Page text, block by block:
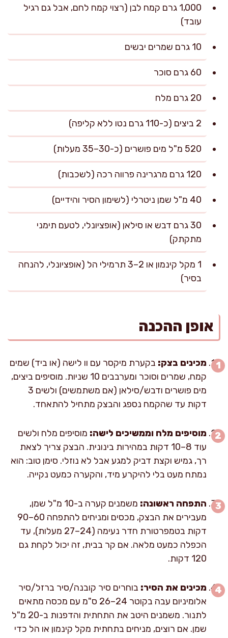
1,000 גרם קמח לבן (רצוי קמח לחם, אבל גם רגיל
עובד)
10 גרם שמרים יבשים
60 גרם סוכר
20 גרם מלח
2 ביצים (כ-110 גרם נטו ללא קליפה)
520 מ"ל מים פושרים (כ-30–35 מעלות)
120 גרם מרגרינה פרווה רכה (לשכבות)
40 מ"ל שמן ניטרלי (לשימון הסיר והידיים)
30 גרם דבש או סילאן (אופציונלי, לטעם תימני
מתקתק)
1 מקל קינמון או 2–3 תרמילי הל (אופציונלי, להנחה
בסיר)
אופן ההכנה
מכינים בצק: בקערת מיקסר עם וו לישה (או ביד) שמים
קמח, שמרים וסוכר ומערבבים 10 שניות. מוסיפים ביצים,
מים פושרים ודבש/סילאן (אם משתמשים) ולשים 3
דקות עד שהקמח נספג והבצק מתחיל להתאחד.
מוסיפים מלח וממשיכים לישה: מוסיפים מלח ולשים
עוד 8–10 דקות במהירות בינונית. הבצק צריך לצאת
רך, גמיש וקצת דביק למגע אבל לא נוזלי. סימן טוב: הוא
נמתח מעט בלי להיקרע מיד, והקערה כמעט נקייה.
התפחה ראשונה:
משמנים קערה ב-10 מ"ל שמן,
מעבירים את הבצק, מכסים ומניחים להתפחה 60–90
דקות בטמפרטורת חדר נעימה (24–27 מעלות), עד
הכפלה כמעט מלאה. אם קר בבית, זה יכול לקחת גם
120 דקות.
מכינים את הסיר: בוחרים סיר קובנה/סיר ברזל/סיר
אלומיניום עבה בקוטר 24–26 ס"מ עם מכסה מתאים
לתנור. משמנים היטב את התחתית והדפנות ב-20 מ"ל
שמן. אם רוצים, מניחים בתחתית מקל קינמון או הל כדי